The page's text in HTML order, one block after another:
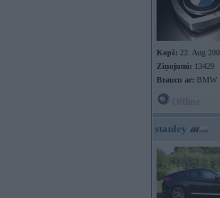
Kopš: 22. Aug
Ziņojumi: 13429
Braucu ar: BMW
stanley